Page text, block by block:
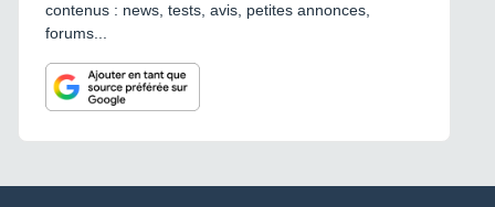
contenus : news, tests, avis, petites annonces,
forums...